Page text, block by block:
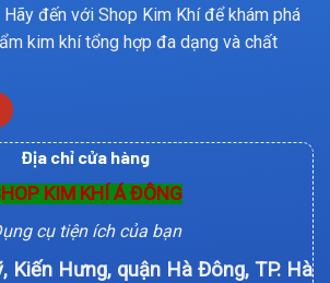
đến với Shop Kim Khí để khám phá
kim khí tổng hợp đa dạng và chất
Địa chỉ cửa hàng
KIM KHÍ Á ĐÔNG
cụ tiện ích của bạn
Kiến Hưng, quận Hà Đông, TP. Hà